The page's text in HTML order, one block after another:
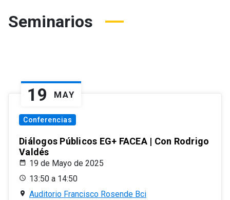
Seminarios
19 MAY
Conferencias
Diálogos Públicos EG+ FACEA | Con Rodrigo
Valdés
19 de Mayo de 2025
13:50 a 14:50
Auditorio Francisco Rosende Bci